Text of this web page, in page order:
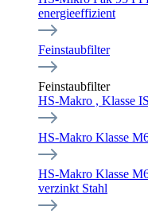
energieeffizient
Feinstaubfilter
Feinstaubfilter
HS-Makro , Klasse
HS-Makro Klasse
HS-Makro Klasse
verzinkt Stahl